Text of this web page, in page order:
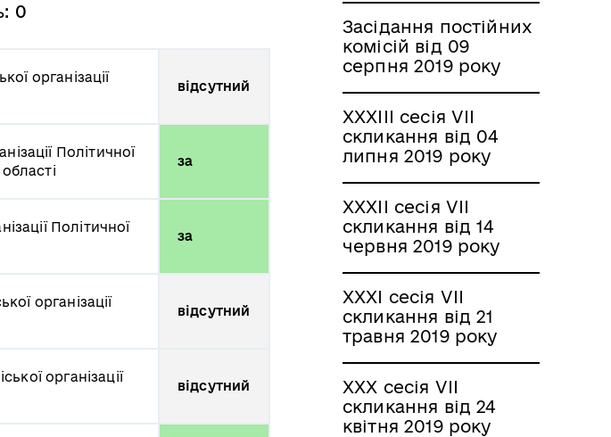
0
організації
відсутний
Політичної
за
Політичної
за
організації
відсутний
організації
відсутний
Засідання постійних
комісій від 09
серпня 2019 року
XXXІІI сесія VII
скликання від 04
липня 2019 року
XXXІI сесія VII
скликання від 14
червня 2019 року
XXXІ сесія VII
скликання від 21
травня 2019 року
XXX сесія VII
скликання від 24
квітня 2019 року